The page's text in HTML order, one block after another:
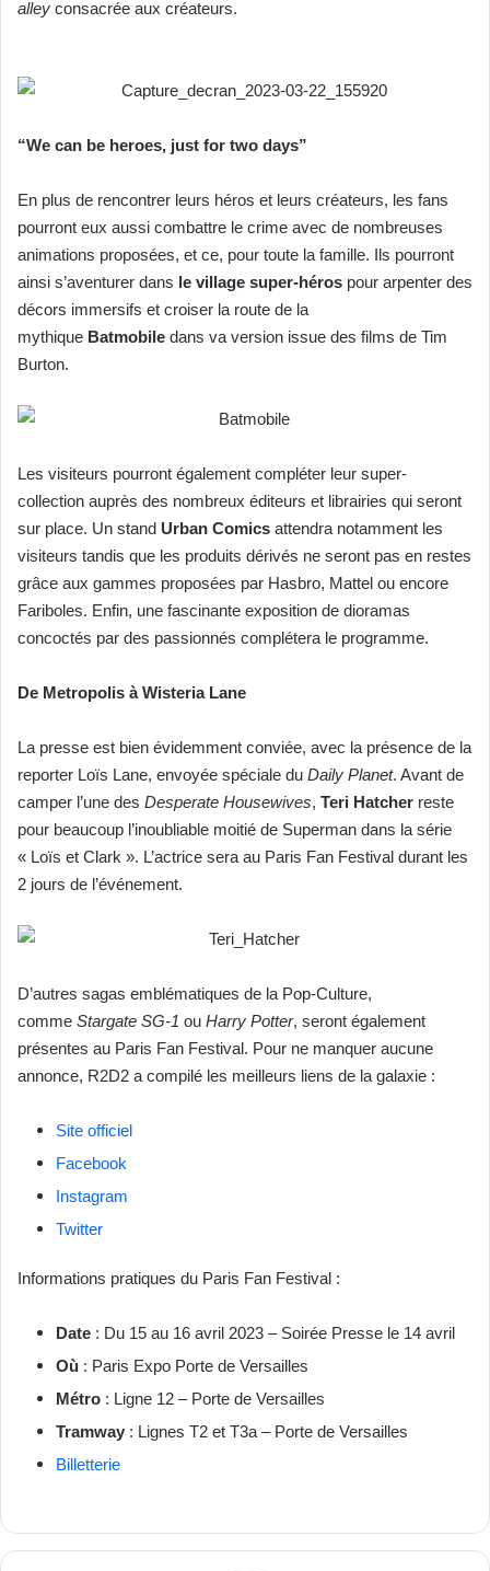
alley consacrée aux créateurs.
“We can be heroes, just for two days”
En plus de rencontrer leurs héros et leurs créateurs, les fans
pourront eux aussi combattre le crime avec de nombreuses
animations proposées, et ce, pour toute la famille. Ils pourront
ainsi s’aventurer dans le village super-héros pour arpenter des
décors immersifs et croiser la route de la
mythique Batmobile dans va version issue des films de Tim
Burton.
Les visiteurs pourront également compléter leur super-
collection auprès des nombreux éditeurs et librairies qui seront
sur place. Un stand Urban Comics attendra notamment les
visiteurs tandis que les produits dérivés ne seront pas en restes
grâce aux gammes proposées par Hasbro, Mattel ou encore
Fariboles. Enfin, une fascinante exposition de dioramas
concoctés par des passionnés complétera le programme.
De Metropolis à Wisteria Lane
La presse est bien évidemment conviée, avec la présence de la
reporter Loïs Lane, envoyée spéciale du Daily Planet. Avant de
camper l’une des Desperate Housewives, Teri Hatcher reste
pour beaucoup l’inoubliable moitié de Superman dans la série
« Loïs et Clark ». L’actrice sera au Paris Fan Festival durant les
2 jours de l’événement.
D’autres sagas emblématiques de la Pop-Culture,
comme Stargate SG-1 ou Harry Potter, seront également
présentes au Paris Fan Festival. Pour ne manquer aucune
annonce, R2D2 a compilé les meilleurs liens de la galaxie :
Site officiel
Facebook
Instagram
Twitter
Informations pratiques du Paris Fan Festival :
Date : Du 15 au 16 avril 2023 – Soirée Presse le 14 avril
Où : Paris Expo Porte de Versailles
Métro : Ligne 12 – Porte de Versailles
Tramway : Lignes T2 et T3a – Porte de Versailles
Billetterie